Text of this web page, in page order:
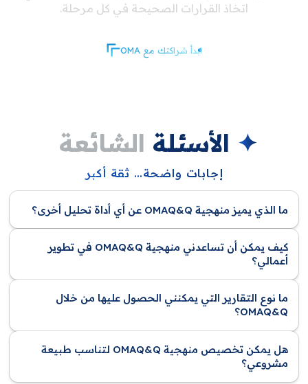
اتخاذ القرارات الصحيحة في كل مرحلة.
ابدأ شراكتك مع OMA
✦ الأسئلة الشائعة
إجابات واضحة… ثقة أكبر
ما الذي يميز منهجية OMAQ&Q عن أي أداة تحليل أخرى؟
كيف يمكن أن تساعدني منهجية OMAQ&Q في تطوير
أعمالي؟
ما نوع التقارير التي يمكنني الحصول عليها من خلال
OMAQ&Q؟
هل يمكن تخصيص منهجية OMAQ&Q لتناسب طبيعة
مشروعي؟